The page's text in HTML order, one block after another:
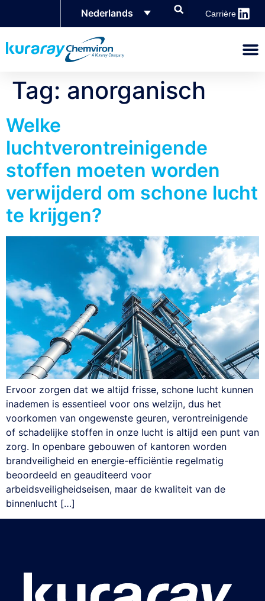
Carrière
Nederlands
Tag: anorganisch
Welke
luchtverontreinigende
stoffen moeten worden
verwijderd om schone lucht
te krijgen?
Ervoor zorgen dat we altijd frisse, schone lucht kunnen
inademen is essentieel voor ons welzijn, dus het
voorkomen van ongewenste geuren, verontreinigende
of schadelijke stoffen in onze lucht is altijd een punt van
zorg. In openbare gebouwen of kantoren worden
brandveiligheid en energie-efficiëntie regelmatig
beoordeeld en geauditeerd voor
arbeidsveiligheidseisen, maar de kwaliteit van de
binnenlucht […]